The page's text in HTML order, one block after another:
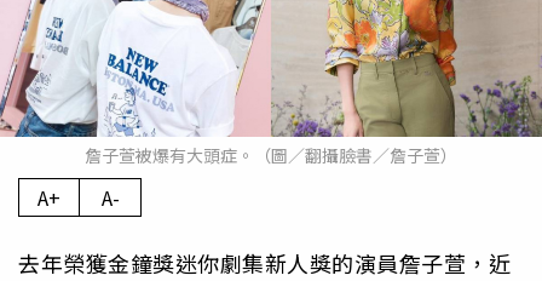
詹子萱被爆有大頭症。（圖／翻攝臉書／詹子萱）
A+ A-
去年榮獲金鐘獎迷你劇集新人獎的演員詹子萱，近